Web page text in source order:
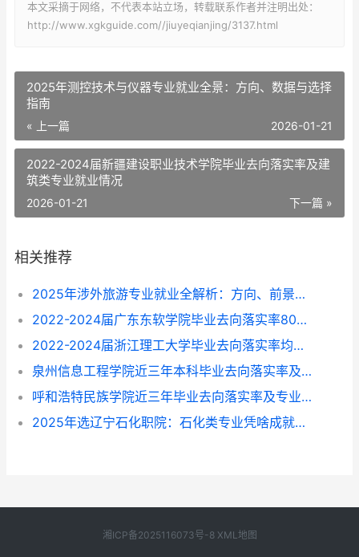
本文采摘于网络，不代表本站立场，转载联系作者并注明出处：
http://www.xgkguide.com//jiuyeqianjing/3137.html
2025年测控技术与仪器专业就业全景：方向、数据与选择
指南
« 上一篇 2026-01-21
2022-2024届新疆建设职业技术学院毕业去向落实率及建
筑类专业就业情况
下一篇 »
2026-01-21
相关推荐
2025年涉外旅游专业就业全解析：方向、前景与选择指南
2022-2024届广东东软学院毕业去向落实率80%-87%，这些专业找工作更顺？
2022-2024届浙江理工大学毕业去向落实率均超96%，就业方向与专业选择指南
泉州信息工程学院近三年本科毕业去向落实率及专业就业前景解析（2022-2024）
呼和浩特民族学院近三年毕业去向落实率及专业就业情况解析（2022-2024）
2025年选辽宁石化职院：石化类专业凭啥成就业“香饽饽”？附专业挑拣指南
湘ICP备2025116073号-8 XML地图